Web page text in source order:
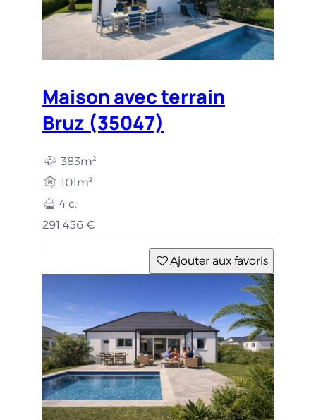
Maison avec terrain
Bruz (35047)
383m²
101m²
4 c.
291 456 €
Ajouter aux favoris